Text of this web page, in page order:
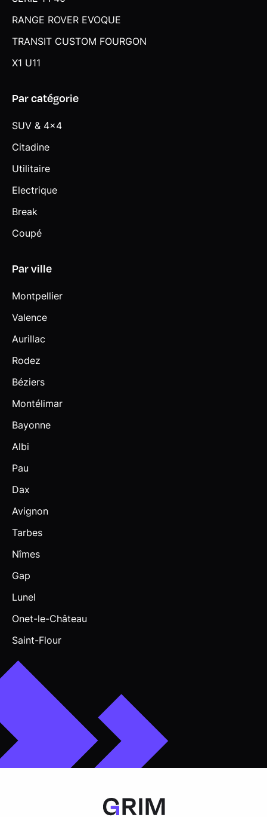
RANGE ROVER EVOQUE
TRANSIT CUSTOM FOURGON
X1 U11
Par catégorie
SUV & 4x4
Citadine
Utilitaire
Electrique
Break
Coupé
Par ville
Montpellier
Valence
Aurillac
Rodez
Béziers
Montélimar
Bayonne
Albi
Pau
Dax
Avignon
Tarbes
Nîmes
Gap
Lunel
Onet-le-Château
Saint-Flour